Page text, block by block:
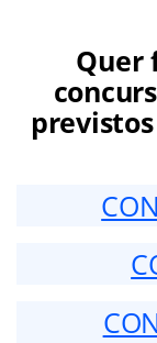
Quer